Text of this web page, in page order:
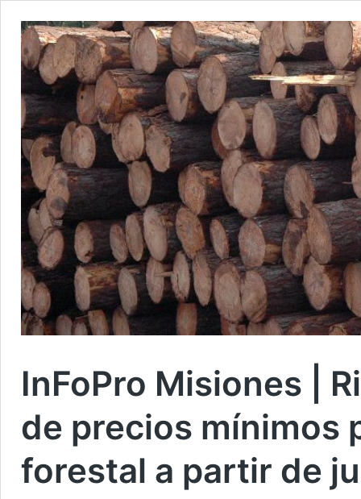
InFoPro Misiones |
de precios mínimos
forestal a partir de